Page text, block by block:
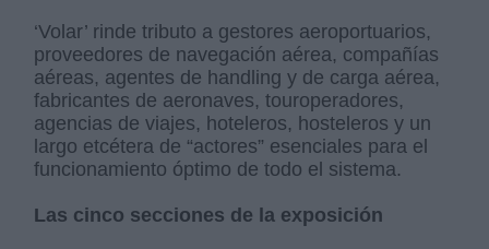
‘Volar’ rinde tributo a gestores aeroportuarios,
proveedores de navegación aérea, compañías
aéreas, agentes de handling y de carga aérea,
fabricantes de aeronaves, touroperadores,
agencias de viajes, hoteleros, hosteleros y un
largo etcétera de “actores” esenciales para el
funcionamiento óptimo de todo el sistema.
Las cinco secciones de la exposición